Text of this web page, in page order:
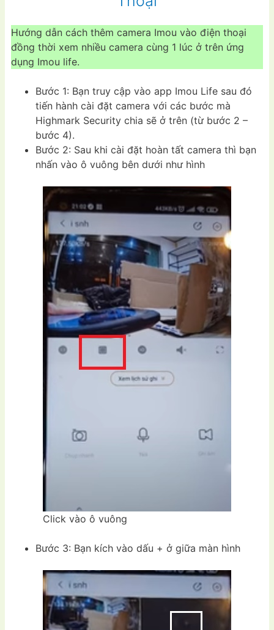
Hướng dẫn cách thêm camera Imou vào điện thoại
đồng thời xem nhiều camera cùng 1 lúc ở trên ứng
dụng Imou life.
Bước 1: Bạn truy cập vào app Imou Life sau đó
tiến hành cài đặt camera với các bước mà
Highmark Security chia sẽ ở trên (từ bước 2 –
bước 4).
Bước 2: Sau khi cài đặt hoàn tất camera thì bạn
nhấn vào ô vuông bên dưới như hình
Click vào ô vuông
Bước 3: Bạn kích vào dấu + ở giữa màn hình